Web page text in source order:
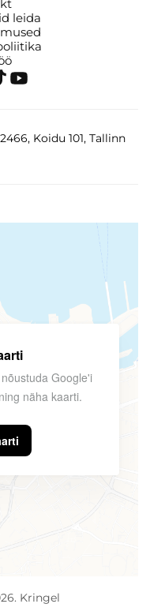
leida
Koidu 101, Tallinn
Google'i
ning näha kaarti.
Kringel